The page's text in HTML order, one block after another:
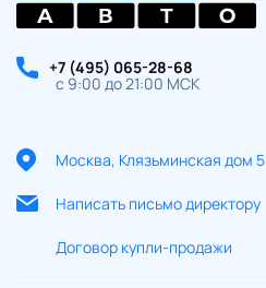
+7 (495) 065-28-68
с 9:00 до 21:00 МСК
Москва, Клязьминская дом 5
Написать письмо директору
Договор купли-продажи